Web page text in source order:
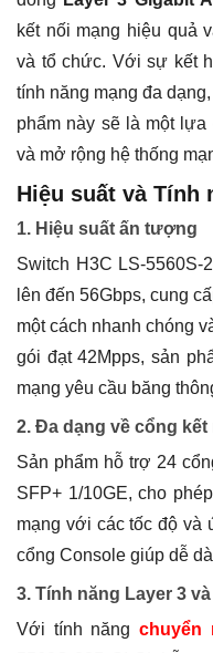
kết nối mạng hiệu quả
và tổ chức. Với sự kết
tính năng mạng đa
phẩm này sẽ là một
và mở rộng hệ thống
Hiệu suất và Tính
1. Hiệu suất ấn tượng
Switch H3C LS-5560S-
lên đến 56Gbps, cung
một cách nhanh chóng
gói đạt 42Mpps, sản
mạng yêu cầu băng
2. Đa dạng về cổng kết
Sản phẩm hỗ trợ 24
SFP+ 1/10GE, cho
mạng với các tốc độ và
cổng Console giúp dễ
3. Tính năng Layer 3 và
Với tính năng chuyển